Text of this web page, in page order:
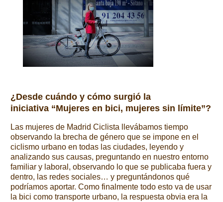
¿Desde cuándo y cómo surgió la
iniciativa “Mujeres en bici, mujeres sin límite”?
Las mujeres de Madrid Ciclista llevábamos tiempo
observando la brecha de género que se impone en el
ciclismo urbano en todas las ciudades, leyendo y
analizando sus causas, preguntando en nuestro entorno
familiar y laboral, observando lo que se publicaba fuera y
dentro, las redes sociales… y preguntándonos qué
podríamos aportar. Como finalmente todo esto va de usar
la bici como transporte urbano, la respuesta obvia era la